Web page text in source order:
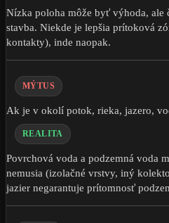
Nízka poloha môže byť výhoda, ale
stavba. Niekde je lepšia prítoková
kontakty), inde naopak.
MÝTUS
Ak je v okolí potok, rieka, jazero,
REALITA
Povrchová voda a podzemná voda
nemusia (izolačné vrstvy, iný
jazier negarantuje prítomnosť